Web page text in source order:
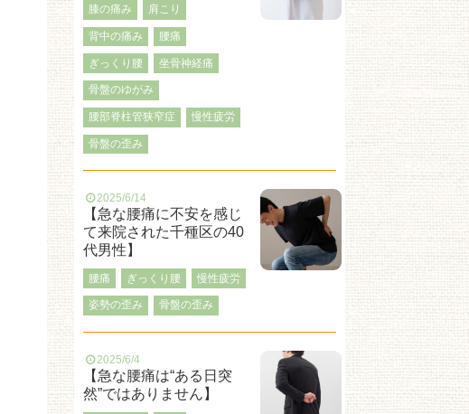
膝の痛み 肩こり
背中の痛み 腰痛
ぎっくり腰 坐骨神経痛
骨盤のゆがみ
腰部脊柱管狭窄症 慢性疲労
骨盤の歪み
2025/6/14
【急な腰痛に不安を感じ
て来院された千種区の40
代男性】
腰痛 ぎっくり腰 慢性疲労
姿勢の歪み 骨盤の歪み
2025/6/4
【急な腰痛は“ある日突
然”ではありません】